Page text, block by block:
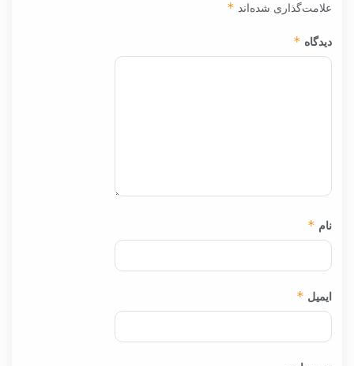
علامت‌گذاری شده‌اند *
دیدگاه *
نام *
ایمیل *